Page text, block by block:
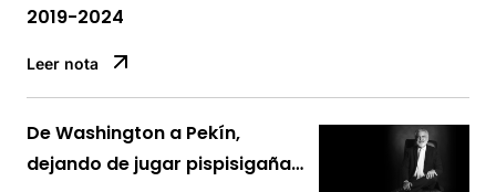
2019-2024
Leer nota
De Washington a Pekín,
dejando de jugar pispisigaña…